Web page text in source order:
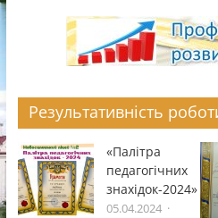
Результативність
«Палітра
педагогічних
знахідок-2024»
05.04.2024